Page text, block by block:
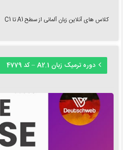
کلاس های آنلاین زبان آلمانی از سطح A1 تا C1
دوره ترمیک زبان A2.1 – کد 4779